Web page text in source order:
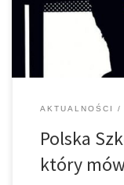
brakowało poza
AKTUALNOŚCI
Polska
który